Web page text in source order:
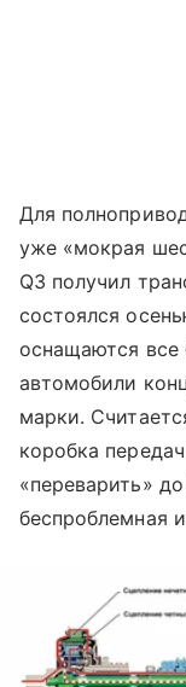
Для
уже «мокрая
Q3 получил
состоялся
оснащаются
автомобили
марки.
коробка
«переварить»
беспроблемная